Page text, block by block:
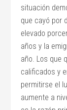
situación
que cayó por
elevado
años y la
año. Los que
calificados y
permitirse el
aumente a